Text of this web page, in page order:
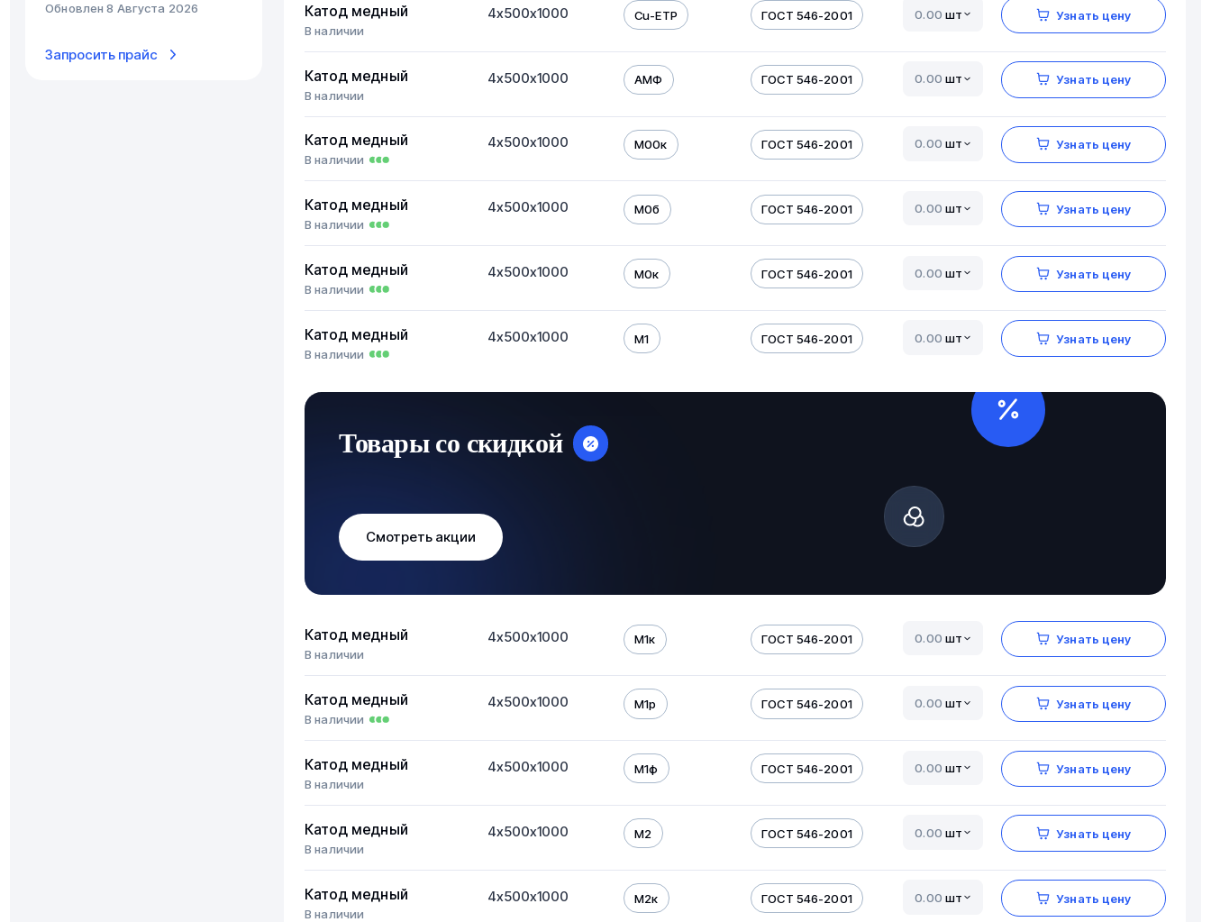
Обновлен 8 Августа 2026
Запросить прайс
Катод медный
В наличии
4х500х1000 Cu-ETP ГОСТ 546-2001 шт Узнать цену
Катод медный
В наличии
4х500х1000 АМФ ГОСТ 546-2001 шт Узнать цену
Катод медный
В наличии
4х500х1000 М00к ГОСТ 546-2001 шт Узнать цену
Катод медный
В наличии
4х500х1000 М0б ГОСТ 546-2001 шт Узнать цену
Катод медный
В наличии
4х500х1000 М0к ГОСТ 546-2001 шт Узнать цену
Катод медный
В наличии
4х500х1000 М1 ГОСТ 546-2001 шт Узнать цену
Товары со скидкой
Смотреть акции
Катод медный
В наличии
4х500х1000 М1к ГОСТ 546-2001 шт Узнать цену
Катод медный
В наличии
4х500х1000 М1р ГОСТ 546-2001 шт Узнать цену
Катод медный
В наличии
4х500х1000 М1ф ГОСТ 546-2001 шт Узнать цену
Катод медный
В наличии
4х500х1000 М2 ГОСТ 546-2001 шт Узнать цену
Катод медный
В наличии
4х500х1000 М2к ГОСТ 546-2001 шт Узнать цену